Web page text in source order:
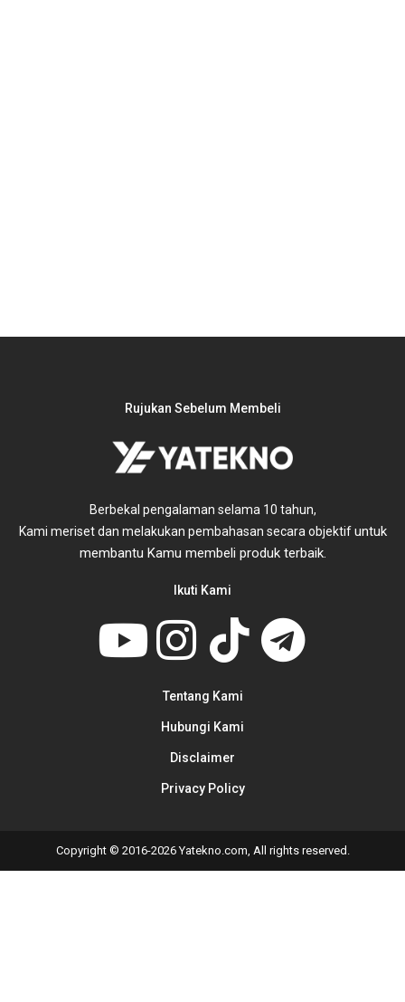
Rujukan Sebelum Membeli
Berbekal pengalaman selama 10 tahun,
Kami meriset dan melakukan pembahasan secara objektifuntuk
membantu Kamu membeli produk terbaik.
Ikuti Kami
Tentang Kami
Hubungi Kami
Disclaimer
Privacy Policy
Copyright © 2016-2026 Yatekno.com, All rights reserved.